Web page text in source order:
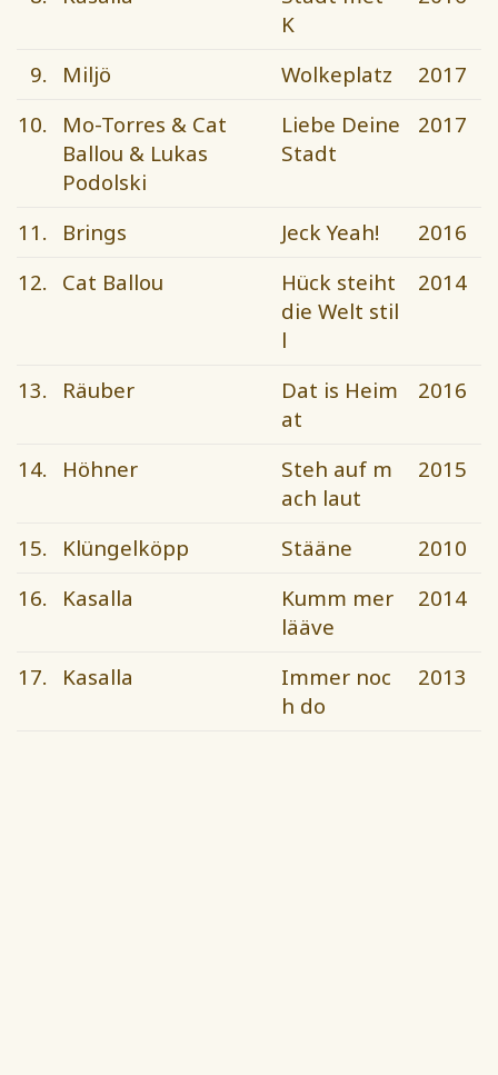
K
9. Miljö Wolkeplatz
2017
10.
Mo-Torres & Cat
Ballou & Lukas
Podolski
Liebe Deine
Stadt
2017
11. Brings Jeck Yeah!
2016
12.
Cat Ballou
Hück steiht
die Welt stil
l
2014
13. Räuber
Dat is Heim
at
2016
14. Höhner
Steh auf m
ach laut
2015
15. Klüngelköpp Stääne
2010
16.
Kasalla
Kumm mer
lääve
2014
17. Kasalla
Immer noc
h do
2013